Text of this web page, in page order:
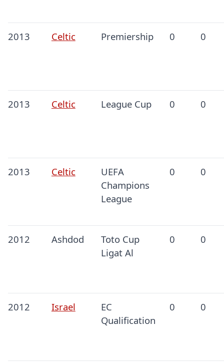
2013 Celtic Premiership 0 0
2013 Celtic League Cup 0 0
2013 Celtic
UEFA
Champions
League
0 0
2012 Ashdod
Toto Cup
Ligat Al
0 0
2012 Israel
EC
Qualification
0 0